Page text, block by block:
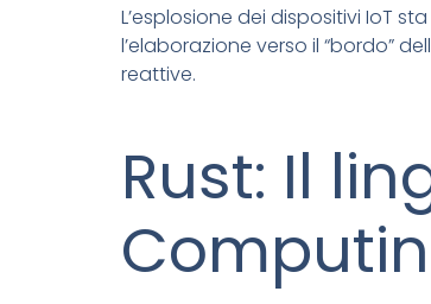
L’esplosione dei dispositivi IoT
l’elaborazione verso il “bordo”
reattive.
Rust: Il